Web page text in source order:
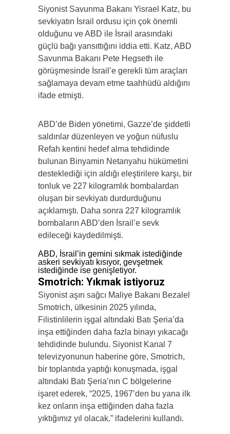
Siyonist Savunma Bakanı Yisrael Katz, bu
sevkiyatın İsrail ordusu için çok önemli
olduğunu ve ABD ile İsrail arasındaki
güçlü bağı yansıttığını iddia etti. Katz, ABD
Savunma Bakanı Pete Hegseth ile
görüşmesinde İsrail’e gerekli tüm araçları
sağlamaya devam etme taahhüdü aldığını
ifade etmişti.
ABD’de Biden yönetimi, Gazze’de şiddetli
saldırılar düzenleyen ve yoğun nüfuslu
Refah kentini hedef alma tehdidinde
bulunan Binyamin Netanyahu hükümetini
desteklediği için aldığı eleştirilere karşı, bir
tonluk ve 227 kilogramlık bombalardan
oluşan bir sevkiyatı durdurduğunu
açıklamıştı. Daha sonra 227 kilogramlık
bombaların ABD’den İsrail’e sevk
edileceği kaydedilmişti.
ABD, İsrail’in gemini sıkmak istediğinde
askeri sevkiyatı kısıyor, gevşetmek
istediğinde ise genişletiyor.
Smotrich: Yıkmak istiyoruz
Siyonist aşırı sağcı Maliye Bakanı Bezalel
Smotrich, ülkesinin 2025 yılında,
Filistinlilerin işgal altındaki Batı Şeria’da
inşa ettiğinden daha fazla binayı yıkacağı
tehdidinde bulundu. Siyonist Kanal 7
televizyonunun haberine göre, Smotrich,
bir toplantıda yaptığı konuşmada, işgal
altındaki Batı Şeria’nın C bölgelerine
işaret ederek, “2025, 1967’den bu yana ilk
kez onların inşa ettiğinden daha fazla
yıktığımız yıl olacak.” ifadelerini kullandı.